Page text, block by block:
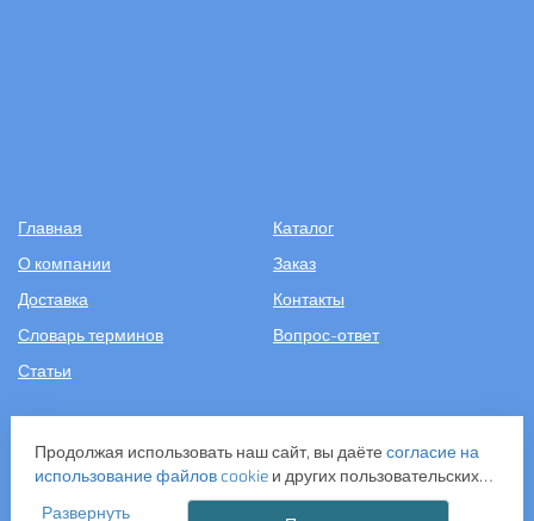
Главная
Каталог
О компании
Заказ
Доставка
Контакты
Словарь терминов
Вопрос-ответ
Статьи
ООО «САНТЕХПОСТАВКА»
ИНН: 7731286301
Продолжая использовать наш сайт, вы даёте согласие на
использование файлов cookieи других пользовательских
данных (включая IP-адрес, сведения о местоположении,
Развернуть